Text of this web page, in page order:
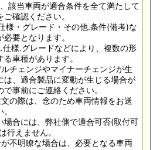
該当車両が適合条件を全て満たして
ご確認ください。
様・グレード・その他.条件(備考)な
必要となります。
様.グレードなどにより、複数の形
車種があります。
チェンジやマイナーチェンジが生
は、適合製品に変動が生じる場合が
で事前にご連絡ください。
の際は、念のため車両情報をお送
場合には、弊社側で適合可否(取付可
行えません。
不明瞭な場合は、必要となる車両